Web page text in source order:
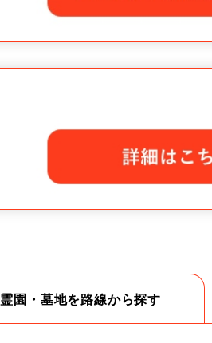
霊園・墓地を路線から探す